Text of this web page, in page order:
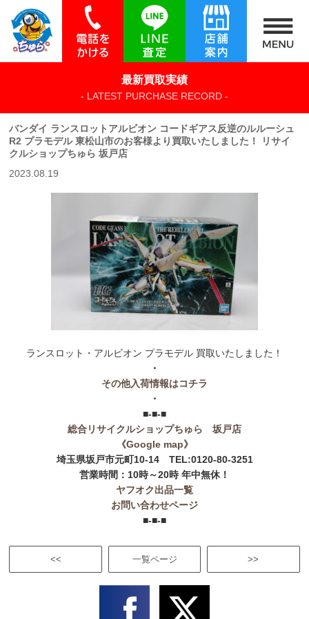
最新買取実績
- LATEST PURCHASE RECORD -
バンダイ ランスロットアルビオン コードギアス反逆のルルーシュ
R2 プラモデル 東松山市のお客様より買取いたしました！ リサイ
クルショップちゅら 坂戸店
2023.08.19
ランスロット・アルビオン プラモデル 買取いたしました！
・
その他入荷情報はコチラ
・
■-■-■
総合リサイクルショップちゅら 坂戸店
《Google map》
埼玉県坂戸市元町10-14 TEL:0120-80-3251
営業時間：10時～20時 年中無休！
ヤフオク出品一覧
お問い合わせページ
■-■-■
<< >>
一覧ページ